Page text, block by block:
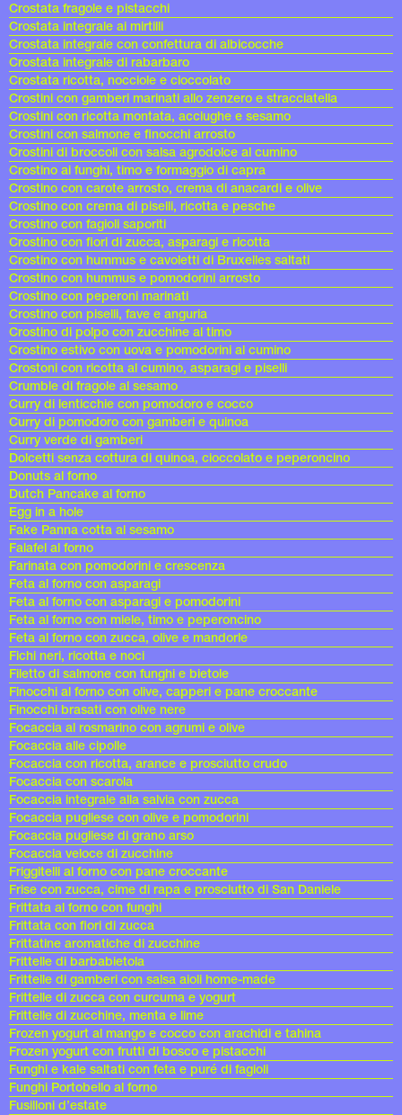
Crostata fragole e pistacchi
Crostata integrale ai mirtilli
Crostata integrale con confettura di albicocche
Crostata integrale di rabarbaro
Crostata ricotta, nocciole e cioccolato
Crostini con gamberi marinati allo zenzero e stracciatella
Crostini con ricotta montata, acciughe e sesamo
Crostini con salmone e finocchi arrosto
Crostini di broccoli con salsa agrodolce al cumino
Crostino ai funghi, timo e formaggio di capra
Crostino con carote arrosto, crema di anacardi e olive
Crostino con crema di piselli, ricotta e pesche
Crostino con fagioli saporiti
Crostino con fiori di zucca, asparagi e ricotta
Crostino con hummus e cavoletti di Bruxelles saltati
Crostino con hummus e pomodorini arrosto
Crostino con peperoni marinati
Crostino con piselli, fave e anguria
Crostino di polpo con zucchine al timo
Crostino estivo con uova e pomodorini al cumino
Crostoni con ricotta al cumino, asparagi e piselli
Crumble di fragole al sesamo
Curry di lenticchie con pomodoro e cocco
Curry di pomodoro con gamberi e quinoa
Curry verde di gamberi
Dolcetti senza cottura di quinoa, cioccolato e peperoncino
Donuts al forno
Dutch Pancake al forno
Egg in a hole
Fake Panna cotta al sesamo
Falafel al forno
Farinata con pomodorini e crescenza
Feta al forno con asparagi
Feta al forno con asparagi e pomodorini
Feta al forno con miele, timo e peperoncino
Feta al forno con zucca, olive e mandorle
Fichi neri, ricotta e noci
Filetto di salmone con funghi e bietole
Finocchi al forno con olive, capperi e pane croccante
Finocchi brasati con olive nere
Focaccia al rosmarino con agrumi e olive
Focaccia alle cipolle
Focaccia con ricotta, arance e prosciutto crudo
Focaccia con scarola
Focaccia integrale alla salvia con zucca
Focaccia pugliese con olive e pomodorini
Focaccia pugliese di grano arso
Focaccia veloce di zucchine
Friggitelli al forno con pane croccante
Frise con zucca, cime di rapa e prosciutto di San Daniele
Frittata al forno con funghi
Frittata con fiori di zucca
Frittatine aromatiche di zucchine
Frittelle di barbabietola
Frittelle di gamberi con salsa aioli home-made
Frittelle di zucca con curcuma e yogurt
Frittelle di zucchine, menta e lime
Frozen yogurt al mango e cocco con arachidi e tahina
Frozen yogurt con frutti di bosco e pistacchi
Funghi e kale saltati con feta e puré di fagioli
Funghi Portobello al forno
Fusilloni d’estate